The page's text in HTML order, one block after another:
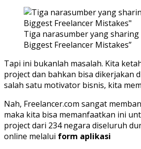
Tiga narasumber yang sharing
Biggest Freelancer Mistakes”
Tapi ini bukanlah masalah. Kita
project dan bahkan bisa dikerjakan
salah satu motivator bisnis, kita
Nah, Freelancer.com sangat
maka kita bisa memanfaatkan ini
project dari 234 negara diseluruh
online melalui form aplikasi